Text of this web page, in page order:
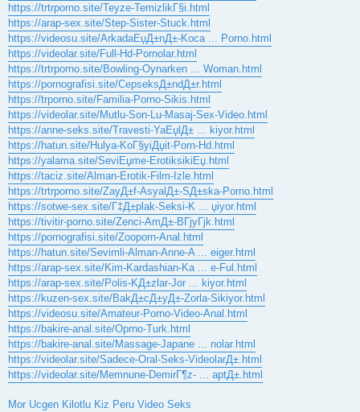
https://trtrporno.site/Teyze-TemizlikГ§i.html
https://arap-sex.site/Step-Sister-Stuck.html
https://videosu.site/ArkadaЕџД±nД±-Koca ... Porno.html
https://videolar.site/Full-Hd-Pornolar.html
https://trtrporno.site/Bowling-Oynarken ... Woman.html
https://pornografisi.site/CepseksД±ndД±r.html
https://trporno.site/Familia-Porno-Sikis.html
https://videolar.site/Mutlu-Son-Lu-Masaj-Sex-Video.html
https://anne-seks.site/Travesti-YaЕџlД± ... kiyor.html
https://hatun.site/Hulya-KoГ§yiДџit-Porn-Hd.html
https://yalama.site/SeviЕџme-ErotiksikiЕџ.html
https://taciz.site/Alman-Erotik-Film-Izle.html
https://trtrporno.site/ZayД±f-AsyalД±-SД±ska-Porno.html
https://sotwe-sex.site/Г‡Д±plak-Seksi-K ... џiyor.html
https://tivitir-porno.site/Zenci-AmД±-BГјyГјk.html
https://pornografisi.site/Zooporn-Anal.html
https://hatun.site/Sevimli-Alman-Anne-A ... eiger.html
https://arap-sex.site/Kim-Kardashian-Ka ... e-Ful.html
https://arap-sex.site/Polis-KД±zlar-Jor ... kiyor.html
https://kuzen-sex.site/BakД±cД±yД±-Zorla-Sikiyor.html
https://videosu.site/Amateur-Porno-Video-Anal.html
https://bakire-anal.site/Oprno-Turk.html
https://bakire-anal.site/Massage-Japane ... nolar.html
https://videolar.site/Sadece-Oral-Seks-VideolarД±.html
https://videolar.site/Memnune-DemirГ¶z- ... aptД±.html
Mor Ucgen Kilotlu Kiz Peru Video Seks